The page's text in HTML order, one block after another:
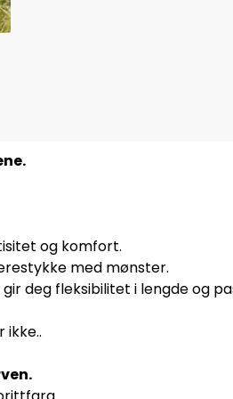
og komfort.
med mønster.
deg fleksibilitet i lengde og